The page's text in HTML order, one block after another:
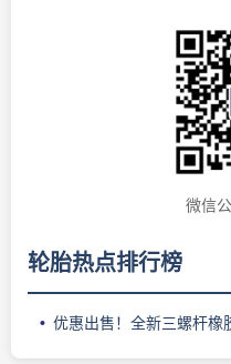
微信
轮胎热点排行榜
优惠出售！全新三螺杆橡